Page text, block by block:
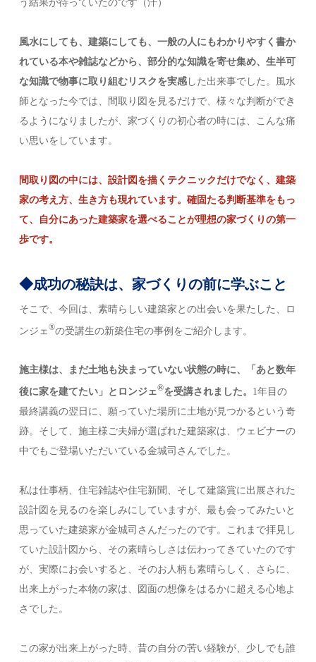
う結果が待っていたのです（汗）
風水にしても、建築にしても、一般の人にもわかりやすく書か
れている本や雑誌などから、部分的な知識を寄せ集め、生半可
な知識で物事に取り組むリスクを実感 した出来事でした。風水
師となった今では、間取り図を見るだけで、様々な判断ができ
るようになりましたが、家づくりの初心者の時には、こんな痛
い思いをしています。
間取り図の中には、設計図を描くテクニックだけでなく、建築
家の考え方、生き方も現れています。確固たる判断基準をもっ
て、自分にあった建築家を選べることが理想の家づくりの第一
歩です。
◆成功の秘訣は、家づくりの前に学ぶこと
そこで、今回は、素晴らしい建築家との出会いを果たした、ロ
ンジェ®︎の受講生の新築住宅の事例をご紹介します。
施主様は、まだ土地も決まっていない状態の時に、「あと数年
後に家を建てたい」とロンジェ®︎を受講されました。 1年目の
最終講義の翌日に、願っていた場所に土地が見つかるという奇
跡。そして、施主様ご夫婦が選ばれた建築家は、ウェビナーの
中でもご登場いただいている金城司さんでした。
私は仕事柄、住宅雑誌や住宅新聞、そして建築賞に出展された
設計図を見るのを楽しみにしていますが、最も会ってみたいと
思っていた建築家が金城司さんだったのです。これまで拝見し
ていた設計図から、その素晴らしさは伝わってきていたのです
が、実際にお会いすると、そのお人柄も素晴らしく、さらに、
出来上がった本物の家は、図面の想像をはるかに超える心地よ
さでした。
この家が出来上がった時、昔の自分の苦い経験が、少しでも誰